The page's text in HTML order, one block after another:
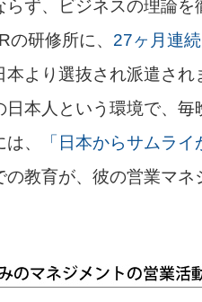
らず、ビジネスの理論
研修所に、 27ヶ月連
本より選抜され派遣さ
日本人という環境で、
、
「日本からサムラ
の教育が、彼の営業マ